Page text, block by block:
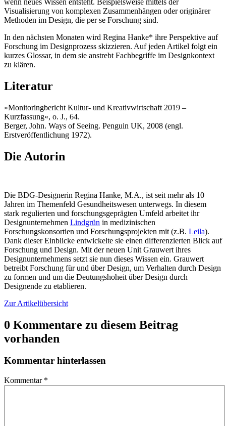
wenn neues Wissen entsteht. Beispielsweise mittels der
Visualisierung von komplexen Zusammenhängen oder originärer
Methoden im Design, die per se Forschung sind.
In den nächsten Monaten wird Regina Hanke* ihre Perspektive auf
Forschung im Designprozess skizzieren. Auf jeden Artikel folgt ein
kurzes Glossar, in dem sie anstrebt Fachbegriffe im Designkontext
zu klären.
Literatur
»Monitoringbericht Kultur- und Kreativwirtschaft 2019 –
Kurzfassung«, o. J., 64.
Berger, John. Ways of Seeing. Penguin UK, 2008 (engl.
Erstveröffentlichung 1972).
Die Autorin
Die BDG-Designerin Regina Hanke, M.A., ist seit mehr als 10
Jahren im Themenfeld Gesundheitswesen unterwegs. In diesem
stark regulierten und forschungsgeprägten Umfeld arbeitet ihr
Designunternehmen Lindgrün in medizinischen
Forschungskonsortien und Forschungsprojekten mit (z.B. Leila).
Dank dieser Einblicke entwickelte sie einen differenzierten Blick auf
Forschung und Design. Mit der neuen Unit Grauwert ihres
Designunternehmens setzt sie nun dieses Wissen ein. Grauwert
betreibt Forschung für und über Design, um Verhalten durch Design
zu formen und um die Deutungshoheit über Design durch
Designende zu etablieren.
Zur Artikelübersicht
0 Kommentare zu diesem Beitrag
vorhanden
Kommentar hinterlassen
Kommentar *